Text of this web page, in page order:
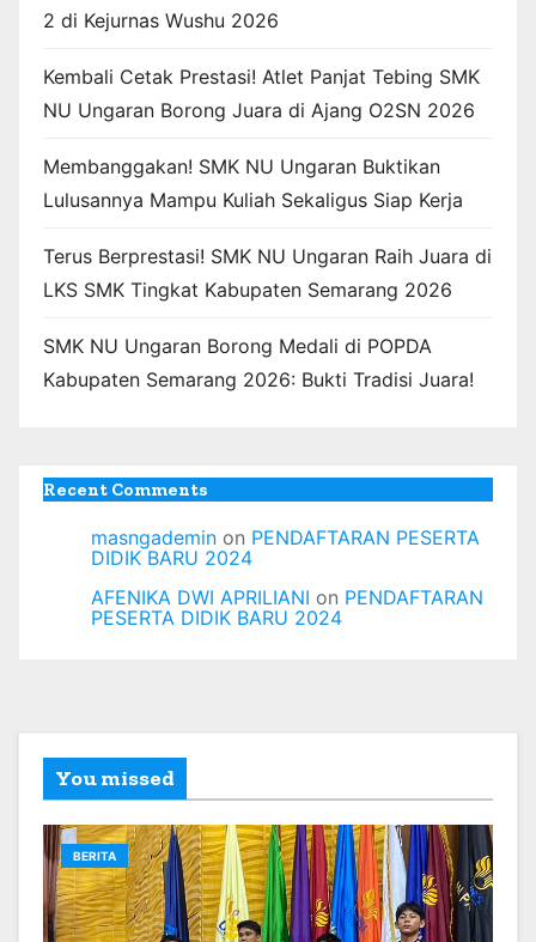
2 di Kejurnas Wushu 2026
Kembali Cetak Prestasi! Atlet Panjat Tebing SMK
NU Ungaran Borong Juara di Ajang O2SN 2026
Membanggakan! SMK NU Ungaran Buktikan
Lulusannya Mampu Kuliah Sekaligus Siap Kerja
Terus Berprestasi! SMK NU Ungaran Raih Juara di
LKS SMK Tingkat Kabupaten Semarang 2026
SMK NU Ungaran Borong Medali di POPDA
Kabupaten Semarang 2026: Bukti Tradisi Juara!
Recent Comments
masngademin on PENDAFTARAN PESERTA
DIDIK BARU 2024
AFENIKA DWI APRILIANI on PENDAFTARAN
PESERTA DIDIK BARU 2024
You missed
BERITA